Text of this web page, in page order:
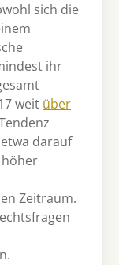
sich die
ihr
weit über
darauf
höher
Zeitraum.